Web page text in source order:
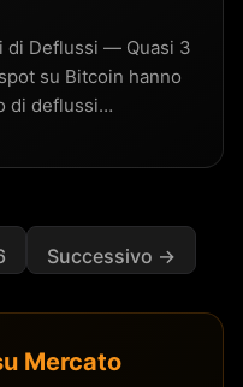
di Deflussi — Quasi 3
su Bitcoin hanno
di deflussi…
Successivo →
Mercato